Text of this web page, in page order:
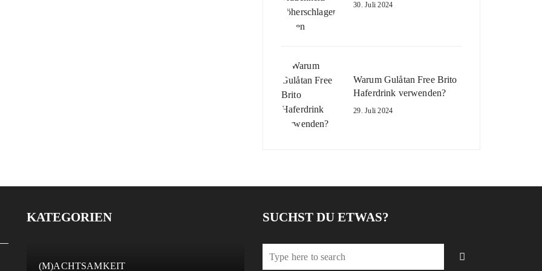
30. Juli 2024
Warum Gulåtan Free Brito
Haferdrink verwenden?
29. Juli 2024
KATEGORIEN
(M)ACHTSAMKEIT
SUCHST DU ETWAS?